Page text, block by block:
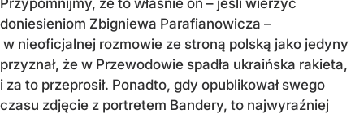
doniesieniom Zbigniewa Parafianowicza –
w nieoficjalnej rozmowie ze stroną polską jako jedyny
przyznał, że w Przewodowie spadła ukraińska rakieta,
i za to przeprosił. Ponadto, gdy opublikował swego
czasu zdjęcie z portretem Bandery, to najwyraźniej